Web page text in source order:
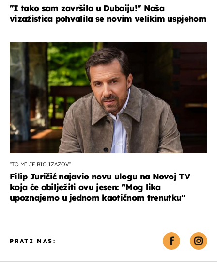
"I tako sam završila u Dubaiju!" Naša
vizažistica pohvalila se novim velikim uspjehom
''TO MI JE BIO IZAZOV''
Filip Juričić najavio novu ulogu na Novoj TV
koja će obilježiti ovu jesen: ''Mog lika
upoznajemo u jednom kaotičnom trenutku''
PRATI NAS: